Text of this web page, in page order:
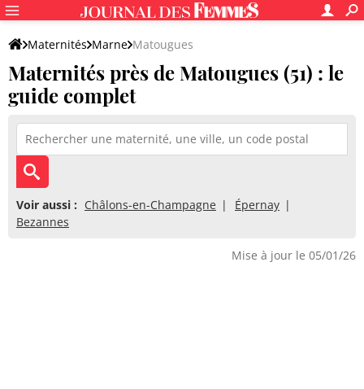
Maternités Marne Matougues
Maternités près de Matougues (51) : le
guide complet
Voir aussi : Châlons-en-Champagne
Épernay
Bezannes
Mise à jour le 05/01/26